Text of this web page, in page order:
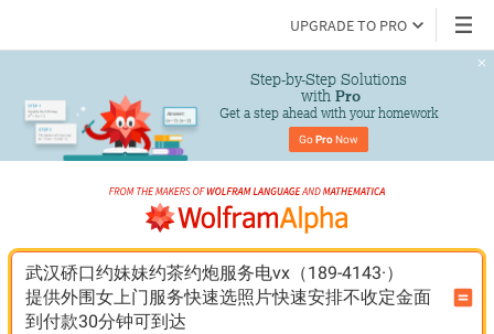
UPGRADE TO PRO
Step-by-Step Solutions
with Pro
Get a step ahead with your homework
Go Pro Now
武汉硚口约妹妹约茶约炮服务电vx（189-4143·）
提供外围女上门服务快速选照片快速安排不收定金面
到付款30分钟可到达